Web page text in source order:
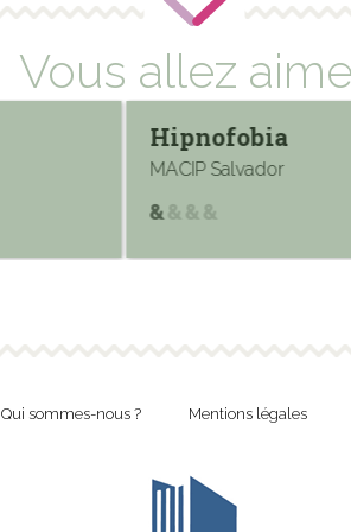
Vous allez
Hipnofobia
MACIP Salvador
Qui sommes-nous ? Mentions légales